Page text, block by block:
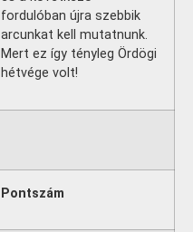
fordulóban újra szebbik
arcunkat kell mutatnunk.
Mert ez így tényleg Ördögi
hétvége volt!
Pontszám